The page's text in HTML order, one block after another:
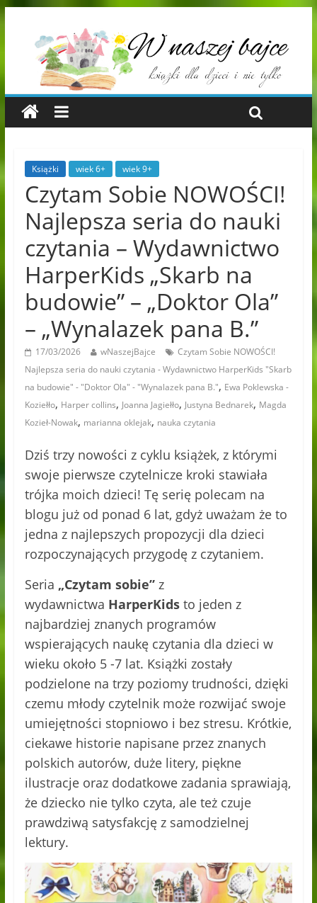
Książki wiek 6+ wiek 9+
Czytam Sobie NOWOŚCI!
Najlepsza seria do nauki
czytania – Wydawnictwo
HarperKids „Skarb na
budowie” – „Doktor Ola”
– „Wynalazek pana B.”
17/03/2026 wNaszejBajce
Czytam Sobie NOWOŚCI!
Najlepsza seria do nauki czytania - Wydawnictwo HarperKids "Skarb
na budowie" - "Doktor Ola" - "Wynalazek pana B.", Ewa Poklewska -
Koziełło, Harper collins, Joanna Jagiełło, Justyna Bednarek, Magda
Kozieł-Nowak, marianna oklejak, nauka czytania
Dziś trzy nowości z cyklu książek, z którymi
swoje pierwsze czytelnicze kroki stawiała
trójka moich dzieci! Tę serię polecam na
blogu już od ponad 6 lat, gdyż uważam że to
jedna z najlepszych propozycji dla dzieci
rozpoczynających przygodę z czytaniem.
Seria „Czytam sobie”z
wydawnictwa HarperKidsto jeden z
najbardziej znanych programów
wspierających naukę czytania dla dzieci w
wieku około 5 -7 lat. Książki zostały
podzielone na trzy poziomy trudności, dzięki
czemu młody czytelnik może rozwijać swoje
umiejętności stopniowo i bez stresu. Krótkie,
ciekawe historie napisane przez znanych
polskich autorów, duże litery, piękne
ilustracje oraz dodatkowe zadania sprawiają,
że dziecko nie tylko czyta, ale też czuje
prawdziwą satysfakcję z samodzielnej
lektury.